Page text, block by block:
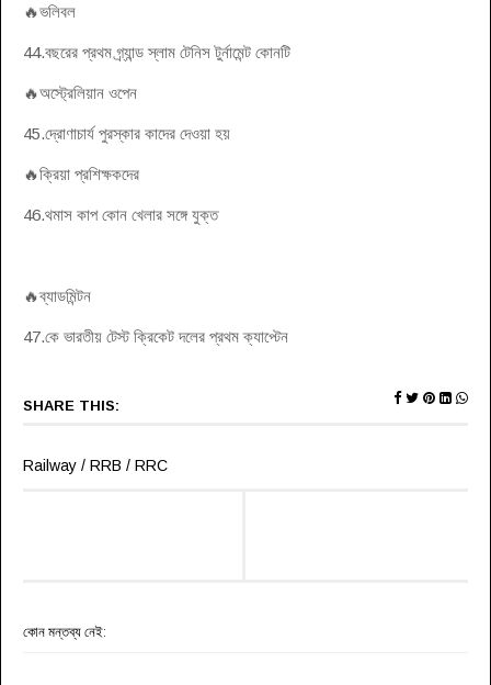
🔥ভলিবল
44.বছরের প্রথম গ্র্যান্ড স্লাম টেনিস টুর্নামেন্ট কোনটি
🔥অস্ট্রেলিয়ান ওপেন
45.দ্রোণাচার্য পুরস্কার কাদের দেওয়া হয়
🔥ক্রিয়া প্রশিক্ষকদের
46.থমাস কাপ কোন খেলার সঙ্গে যুক্ত
🔥ব্যাডমিন্টন
47.কে ভারতীয় টেস্ট ক্রিকেট দলের প্রথম ক্যাপ্টেন
SHARE THIS:
Railway / RRB / RRC
কোন মন্তব্য নেই: